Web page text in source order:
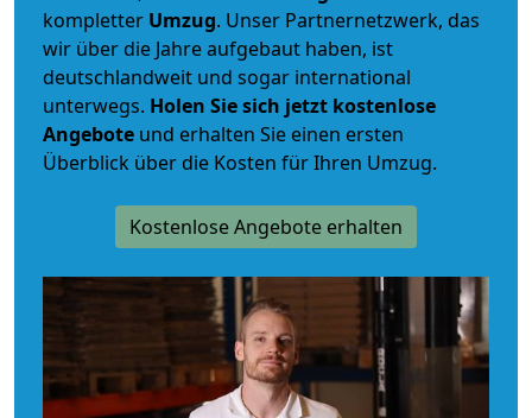
kompletter Umzug. Unser Partnernetzwerk, das
wir über die Jahre aufgebaut haben, ist
deutschlandweit und sogar international
unterwegs. Holen Sie sich jetzt kostenlose
Angebote und erhalten Sie einen ersten
Überblick über die Kosten für Ihren Umzug.
Kostenlose Angebote erhalten